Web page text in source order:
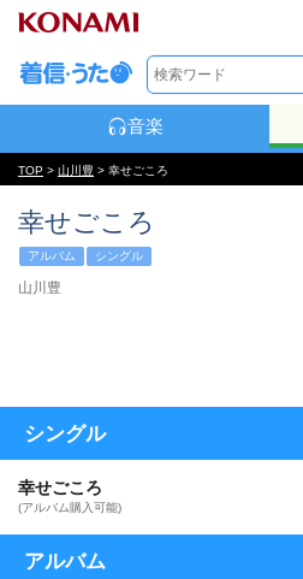
音楽
TOP > 山川豊 > 幸せごころ
幸せごころ
アルバム シングル
山川豊
シングル
幸せごころ
(アルバム購入可能)
アルバム